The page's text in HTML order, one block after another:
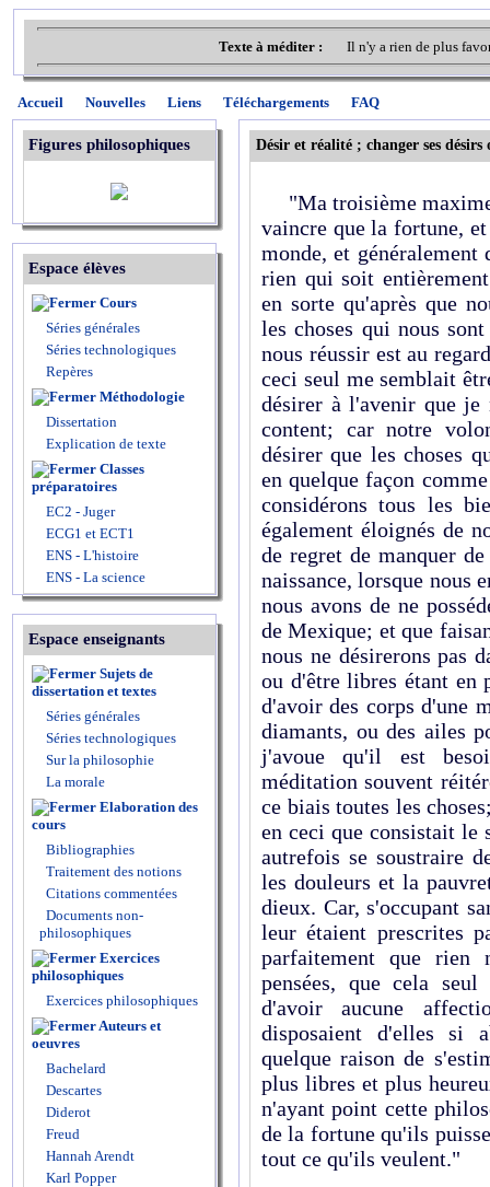
Texte à méditer : Il n'y a rien de plus
Accueil Nouvelles Liens Téléchargements FAQ
Figures philosophiques
Espace élèves
Cours
Séries générales
Séries technologiques
Repères
Méthodologie
Dissertation
Explication de texte
Classes
préparatoires
EC2 - Juger
ECG1 et ECT1
ENS - L'histoire
ENS - La science
Espace enseignants
Sujets de
dissertation et textes
Séries générales
Séries technologiques
Sur la philosophie
La morale
Elaboration des
cours
Bibliographies
Traitement des notions
Citations commentées
Documents non-
philosophiques
Exercices
philosophiques
Exercices philosophiques
Auteurs et
oeuvres
Bachelard
Descartes
Diderot
Freud
Hannah Arendt
Karl Popper
Désir et réalité ; changer ses
"Ma troisième maxime
vaincre que la fortune,
monde, et
rien qui soit
en sorte qu'après que
les choses qui nous
nous réussir est au
ceci seul me semblait
désirer à l'avenir que je
content; car notre
désirer que les choses
en quelque façon
considérons tous les
également éloignés de
de regret de manquer
naissance, lorsque nous
nous avons de ne
de Mexique; et que
nous ne désirerons pas
ou d'être libres étant en
d'avoir des corps d'une
diamants, ou des ailes
j'avoue qu'il est
méditation souvent
ce biais toutes les
en ceci que consistait le
autrefois se soustraire
les douleurs et la
dieux. Car, s'occupant
leur étaient prescrites
parfaitement que
pensées, que cela
d'avoir aucune
disposaient d'elles si
quelque raison de
plus libres et plus
n'ayant point cette
de la fortune qu'ils
tout ce qu'ils veulent."